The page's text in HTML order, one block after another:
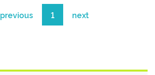
previous 1 next